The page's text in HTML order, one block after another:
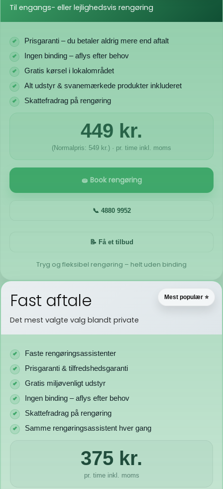
Til engangs- eller lejlighedsvis rengøring
Prisgaranti – du betaler aldrig mere end aftalt
Ingen binding – aflys efter behov
Gratis kørsel i lokalområdet
Alt udstyr & svanemærkede produkter inkluderet
Skattefradrag på rengøring
449 kr.
(Normalpris: 549 kr.) · pr. time inkl. moms
🧽 Book rengøring
📞 4880 9952
📝 Få et tilbud
Tryg og fleksibel rengøring – helt uden binding
Mest populær ⭐
Fast aftale
Det mest valgte valg blandt private
Faste rengøringsassistenter
Prisgaranti & tilfredshedsgaranti
Gratis miljøvenligt udstyr
Ingen binding – aflys efter behov
Skattefradrag på rengøring
Samme rengøringsassistent hver gang
375 kr.
pr. time inkl. moms